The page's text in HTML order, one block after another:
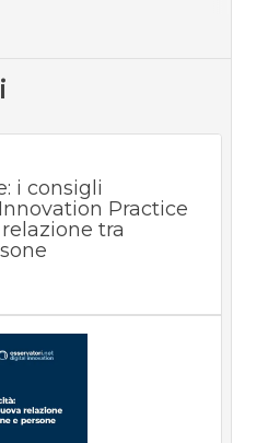
i consigli
Practice
tra